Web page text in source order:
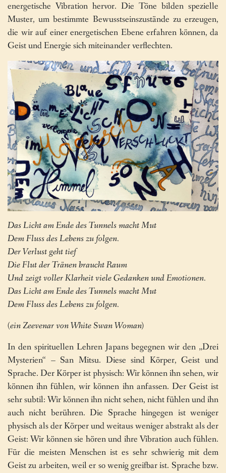
energetische Vibration hervor. Die Töne bilden spezielle
Muster, um bestimmte Bewusstseinszustände zu erzeugen,
die wir auf einer energetischen Ebene erfahren können, da
Geist und Energie sich miteinander verflechten.
Das Licht am Ende des Tunnels macht Mut
Dem Fluss des Lebens zu folgen.
Der Verlust geht tief
Die Flut der Tränen braucht Raum
Und zeigt voller Klarheit viele Gedanken und Emotionen.
Das Licht am Ende des Tunnels macht Mut
Dem Fluss des Lebens zu folgen.
(ein Zeevenar von White Swan Woman)
In den spirituellen Lehren Japans begegnen wir den „Drei
Mysterien“ – San Mitsu. Diese sind Körper, Geist und
Sprache. Der Körper ist physisch: Wir können ihn sehen, wir
können ihn fühlen, wir können ihn anfassen. Der Geist ist
sehr subtil: Wir können ihn nicht sehen, nicht fühlen und ihn
auch nicht berühren. Die Sprache hingegen ist weniger
physisch als der Körper und weitaus weniger abstrakt als der
Geist: Wir können sie hören und ihre Vibration auch fühlen.
Für die meisten Menschen ist es sehr schwierig mit dem
Geist zu arbeiten, weil er so wenig greifbar ist. Sprache bzw.